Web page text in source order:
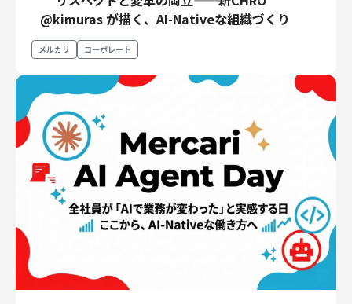
@kimuras が描く、AI-Nativeな組織づくり
メルカリ コーポレート